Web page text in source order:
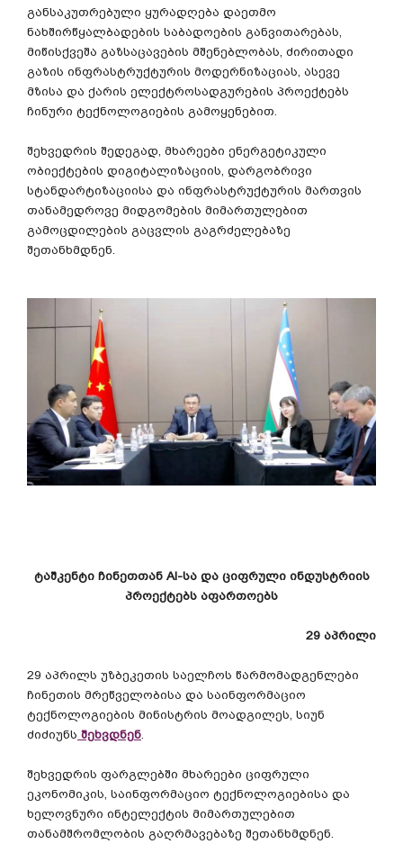
განსაკუთრებული ყურადღება დაეთმო
ნახშირწყალბადების საბადოების განვითარებას,
მიწისქვეშა გაზსაცავების მშენებლობას, ძირითადი
გაზის ინფრასტრუქტურის მოდერნიზაციას, ასევე
მზისა და ქარის ელექტროსადგურების პროექტებს
ჩინური ტექნოლოგიების გამოყენებით.
შეხვედრის შედეგად მხარეები ენერგეტიკული
ობიექტების დიგიტალიზაციის დარგობრივი
სტანდარტიზაციისა და ინფრასტრუქტურის მართვის
თანამედროვე მიდგომების მიმართულებით
გამოცდილების გაცვლის გაგრძელებაზე
შეთანხმდნენ
ტაშკენტი ჩინეთთანAI-სა და ციფრული ინდუსტრიის
პროექტებს აფართოებს
29 აპრილი
29 აპრილს უზბეკეთის საელჩოს წარმომადგენლები
ჩინეთის მრეწველობისა და საინფორმაციო
ტექნოლოგიების მინისტრის მოადგილეს სიუნ
ძიძიუნს შეხვდნენ
შეხვედრის ფარგლებში მხარეები ციფრული
ეკონომიკის საინფორმაციო ტექნოლოგიებისა და
ხელოვნური ინტელექტის მიმართულებით
თანამშრომლობის გაღრმავებაზე შეთანხმდნენ